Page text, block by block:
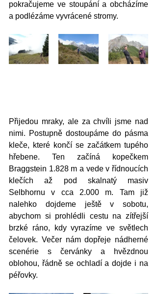
pokračujeme ve stoupání a obcházíme
a podlézáme vyvrácené stromy.
Přijedou mraky, ale za chvíli jsme nad
nimi. Postupně dostoupáme do pásma
kleče, které končí se začátkem tupého
hřebene. Ten začíná kopečkem
Braggstein 1.828 m a vede v řídnoucích
klečích až pod skalnatý masiv
Selbhornu v cca 2.000 m. Tam již
nalehko dojdeme ještě v sobotu,
abychom si prohlédli cestu na zítřejší
brzké ráno, kdy vyrazíme ve světlech
čelovek. Večer nám dopřeje nádherné
scenérie s červánky a hvězdnou
oblohou, řádně se ochladí a dojde i na
péřovky.